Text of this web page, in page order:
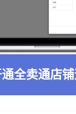
全卖通店铺